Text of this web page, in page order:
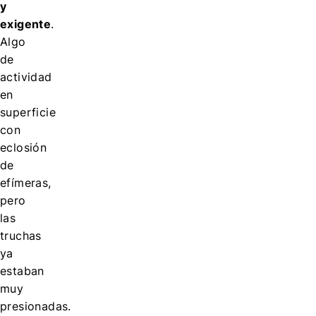
y
exigente.
Algo
de
actividad
en
superficie
con
eclosión
de
efímeras,
pero
las
truchas
ya
estaban
muy
presionadas.